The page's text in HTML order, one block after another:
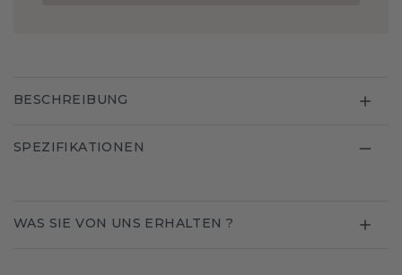
BESCHREIBUNG
SPEZIFIKATIONEN
WAS SIE VON UNS ERHALTEN ?